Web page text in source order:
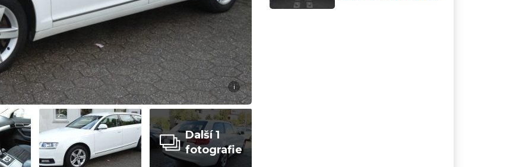
i
Další 1
fotografie